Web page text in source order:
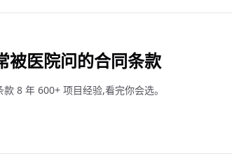
被医院问的合同条款
8 年 600+ 项目经验,看完你会选。